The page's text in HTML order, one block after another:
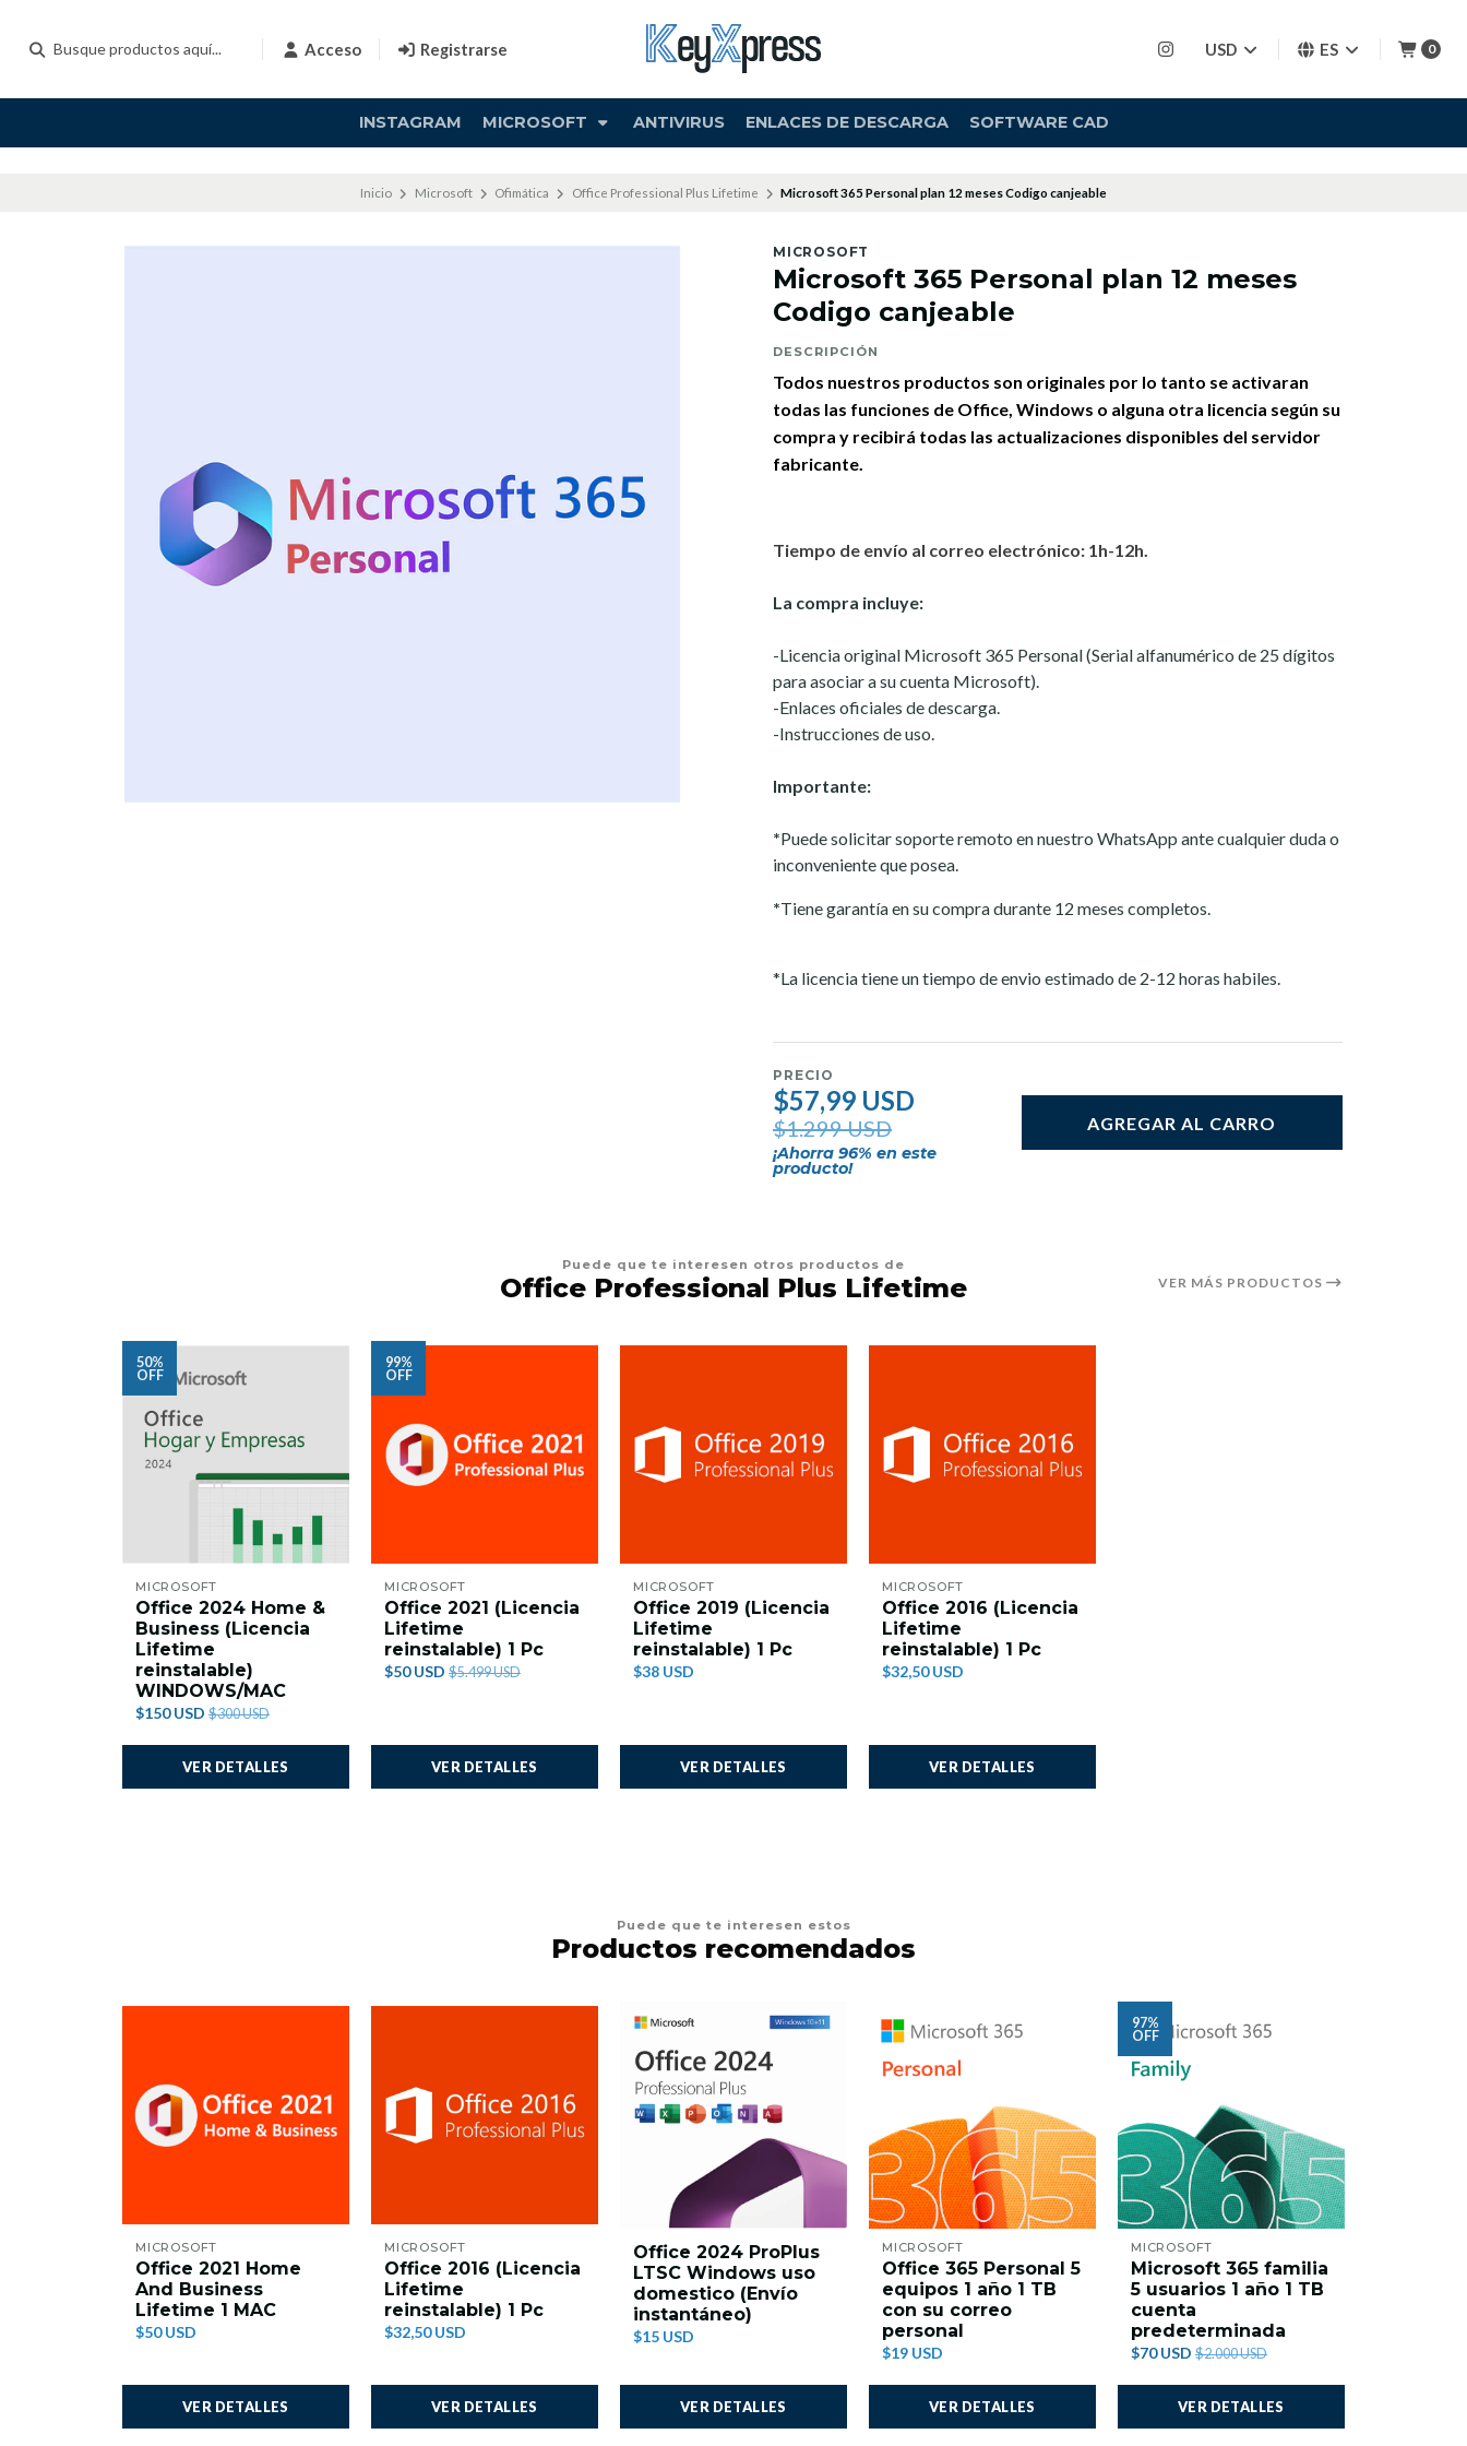
Acceso Registrarse USD ES 0
INSTAGRAM MICROSOFT ANTIVIRUS ENLACES DE DESCARGA SOFTWARE CAD
Inicio Microsoft Ofimática Office Professional Plus Lifetime Microsoft 365 Personal plan 12 meses Codigo canjeable
MICROSOFT
Microsoft 365 Personal plan 12 meses
Codigo canjeable
DESCRIPCIÓN
Todos nuestros productos son originales por lo tanto se activaran
todas las funciones de Office, Windows o alguna otra licencia según su
compra y recibirá todas las actualizaciones disponibles del servidor
fabricante.
Tiempo de envío al correo electrónico: 1h-12h.
La compra incluye:
-Licencia original Microsoft 365 Personal (Serial alfanumérico de 25 dígitos
para asociar a su cuenta Microsoft).
-Enlaces oficiales de descarga.
-Instrucciones de uso.
Importante:
*Puede solicitar soporte remoto en nuestro WhatsApp ante cualquier duda o
inconveniente que posea.
*Tiene garantía en su compra durante 12 meses completos.
*La licencia tiene un tiempo de envio estimado de 2-12 horas habiles.
PRECIO
$57,99 USD
$1.299 USD
¡Ahorra 96% en este
producto!
AGREGAR AL CARRO
Puede que te interesen otros productos de
Office Professional Plus Lifetime VER MÁS PRODUCTOS
50%
OFF
MICROSOFT
Office 2024 Home &
Business (Licencia
Lifetime
reinstalable)
WINDOWS/MAC
$150 USD $300 USD
VER DETALLES
99%
OFF
MICROSOFT
Office 2021 (Licencia
Lifetime
reinstalable) 1 Pc
$50 USD $5.499 USD
VER DETALLES
MICROSOFT
Office 2019 (Licencia
Lifetime
reinstalable) 1 Pc
$38 USD
VER DETALLES
MICROSOFT
Office 2016 (Licencia
Lifetime
reinstalable) 1 Pc
$32,50 USD
VER DETALLES
Puede que te interesen estos
Productos recomendados
MICROSOFT
Office 2021 Home
And Business
Lifetime 1 MAC
$50 USD
VER DETALLES
MICROSOFT
Office 2016 (Licencia
Lifetime
reinstalable) 1 Pc
$32,50 USD
VER DETALLES
Office 2024 ProPlus
LTSC Windows uso
domestico (Envío
instantáneo)
$15 USD
VER DETALLES
MICROSOFT
Office 365 Personal 5
equipos 1 año 1 TB
con su correo
personal
$19 USD
VER DETALLES
97%
OFF
MICROSOFT
Microsoft 365 familia
5 usuarios 1 año 1 TB
cuenta
predeterminada
$70 USD $2.000 USD
VER DETALLES